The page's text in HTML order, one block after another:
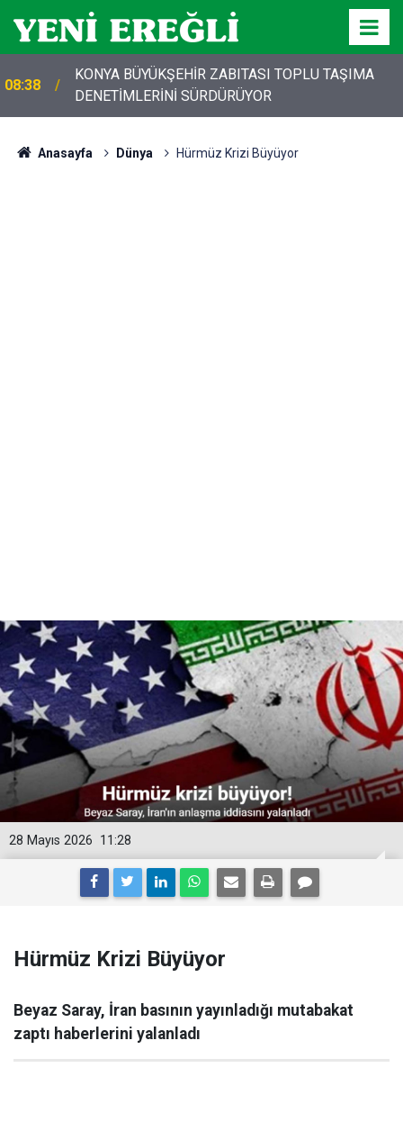
08:38
KONYA BÜYÜKŞEHİR ZABITASI TOPLU TAŞIMA
DENETİMLERİNİ SÜRDÜRÜYOR
Anasayfa Dünya Hürmüz Krizi Büyüyor
11:28
28 Mayıs 2026
Hürmüz Krizi Büyüyor
Beyaz Saray, İran basının yayınladığı mutabakat
zaptı haberlerini yalanladı